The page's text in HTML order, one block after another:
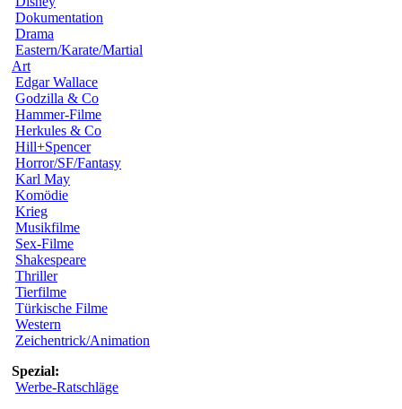
Dokumentation
Drama
Eastern/Karate/Martial
Art
Edgar Wallace
Godzilla & Co
Hammer-Filme
Herkules & Co
Hill+Spencer
Horror/SF/Fantasy
Karl May
Komödie
Krieg
Musikfilme
Sex-Filme
Shakespeare
Thriller
Tierfilme
Türkische Filme
Western
Zeichentrick/Animation
Spezial:
Werbe-Ratschläge